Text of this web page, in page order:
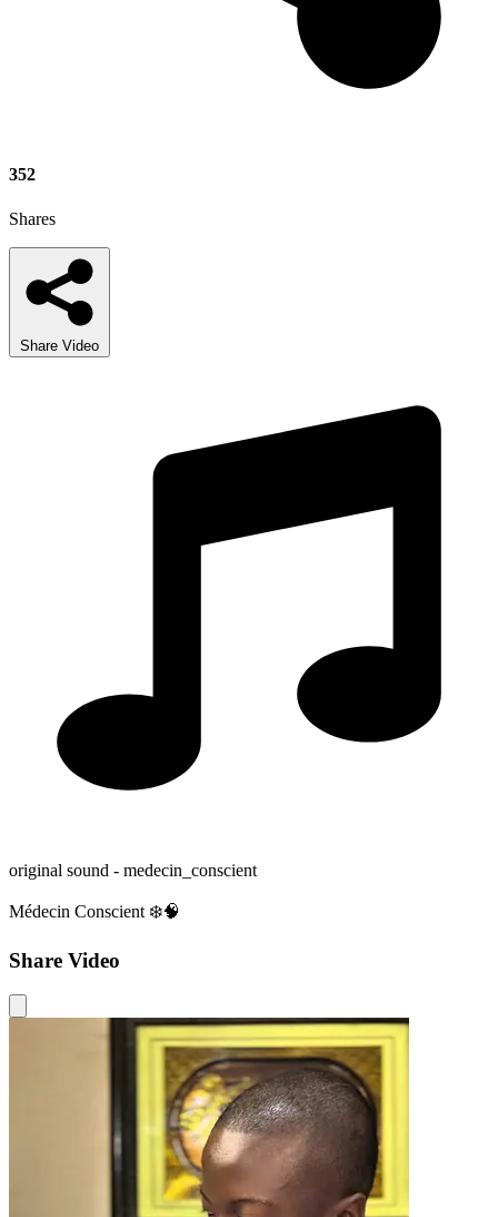
352
Shares
Share Video
original sound - medecin_conscient
Médecin Conscient ❄️🧠
Share Video